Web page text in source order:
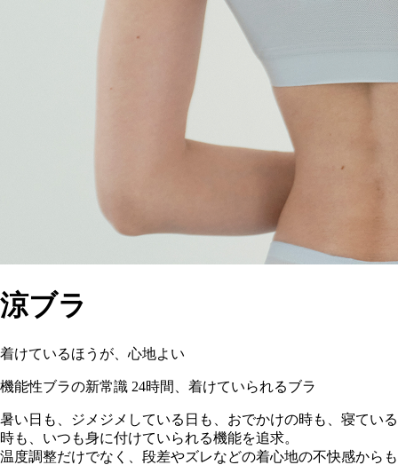
涼ブラ
着けているほうが、心地よい
機能性ブラの新常識 24時間、着けていられるブラ
暑い日も、ジメジメしている日も、おでかけの時も、寝ている
時も、いつも身に付けていられる機能を追求。
温度調整だけでなく、段差やズレなどの着心地の不快感からも